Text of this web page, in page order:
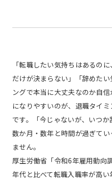
「転職したい気持ちはあるの
だけが決まらない」「辞めた
ングで本当に大丈夫なのか自
になりやすいのが、退職タイ
です。「今じゃないが、いつか
数か月・数年と時間が過ぎて
ません。
厚生労働省「令和6年雇用動向
年代と比べて転職入職率が高